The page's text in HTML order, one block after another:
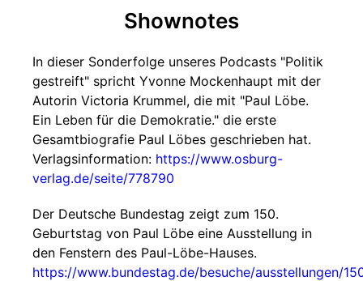
Shownotes
In dieser Sonderfolge unseres Podcasts "Politik
gestreift" spricht Yvonne Mockenhaupt mit der
Autorin Victoria Krummel, die mit "Paul Löbe.
Ein Leben für die Demokratie." die erste
Gesamtbiografie Paul Löbes geschrieben hat.
Verlagsinformation: https://www.osburg-
verlag.de/seite/778790
Der Deutsche Bundestag zeigt zum 150.
Geburtstag von Paul Löbe eine Ausstellung in
den Fenstern des Paul-Löbe-Hauses.
https://www.bundestag.de/besuche/ausstellungen/